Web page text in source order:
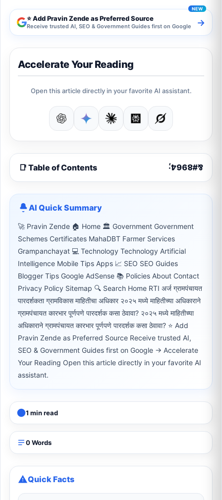
⭐ Add Pravin Zende as Preferred Source
Receive trusted AI, SEO & Government Guides first on Google →
Accelerate Your Reading
Open this article directly in your favorite AI assistant.
📑 Table of Contents
AI Quick Summary
🚀 Pravin Zende 🏠 Home 🏛 Government Government
Schemes Certificates MahaDBT Farmer Services
Grampanchayat 💻 Technology Technology Artificial
Intelligence Mobile Tips Apps 📈 SEO SEO Guides
Blogger Tips Google AdSense 📚 Policies About Contact
Privacy Policy Sitemap 🔍 Search Home RTI अर्ज ग्रामपंचायत
पारदर्शकता ग्रामविकास माहितीचा अधिकार २०२५ मध्ये माहितीच्या अधिकाराने
ग्रामपंचायत कारभार पूर्णपणे पारदर्शक कसा ठेवावा? २०२५ मध्ये माहितीच्या
अधिकाराने ग्रामपंचायत कारभार पूर्णपणे पारदर्शक कसा ठेवावा? ⭐ Add
Pravin Zende as Preferred Source Receive trusted AI,
SEO & Government Guides first on Google → Accelerate
Your Reading Open this article directly in your favorite AI
assistant.
1 min read
0 Words
Quick Facts